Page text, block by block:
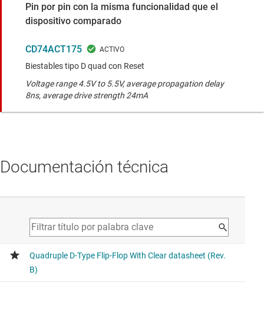
Pin por pin con la misma funcionalidad que el
dispositivo comparado
CD74ACT175
Biestables tipo D quad con Reset
Voltage range 4.5V to 5.5V, average propagation delay
8ns, average drive strength 24mA
Documentación técnica